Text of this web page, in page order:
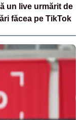
un live urmărit de
făcea pe TikTok